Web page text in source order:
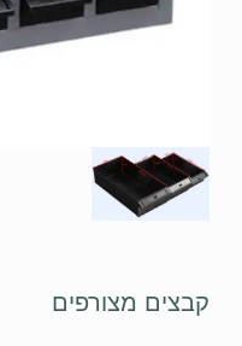
קבצים מצורפים